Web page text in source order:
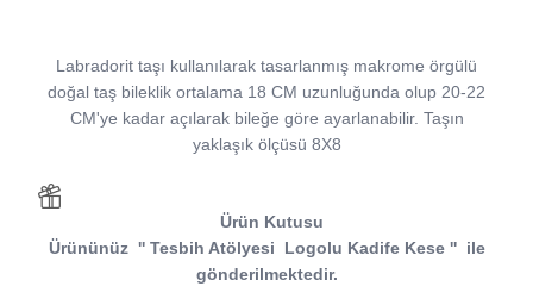
Labradorit taşı kullanılarak tasarlanmış makrome örgülü
doğal taş bileklik ortalama 18 CM uzunluğunda olup 20-22
CM'ye kadar açılarak bileğe göre ayarlanabilir. Taşın
yaklaşık ölçüsü 8X8
Ürün Kutusu
Ürününüz '' Tesbih Atölyesi Logolu Kadife Kese '' ile
gönderilmektedir.